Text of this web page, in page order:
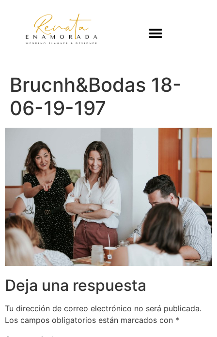
Brucnh&Bodas 18-
06-19-197
Deja una respuesta
Tu dirección de correo electrónico no será publicada.
Los campos obligatorios están marcados con *